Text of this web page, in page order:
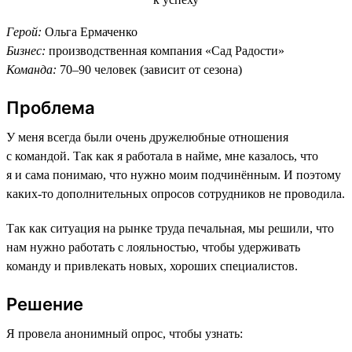
Герой: Ольга Ермаченко
Бизнес: производственная компания «Сад Радости»
Команда: 70–90 человек (зависит от сезона)
Проблема
У меня всегда были очень дружелюбные отношения
с командой. Так как я работала в найме, мне казалось, что
я и сама понимаю, что нужно моим подчинённым. И поэтому
каких-то дополнительных опросов сотрудников не проводила.
Так как ситуация на рынке труда печальная, мы решили, что
нам нужно работать с лояльностью, чтобы удерживать
команду и привлекать новых, хороших специалистов.
Решение
Я провела анонимный опрос, чтобы узнать: